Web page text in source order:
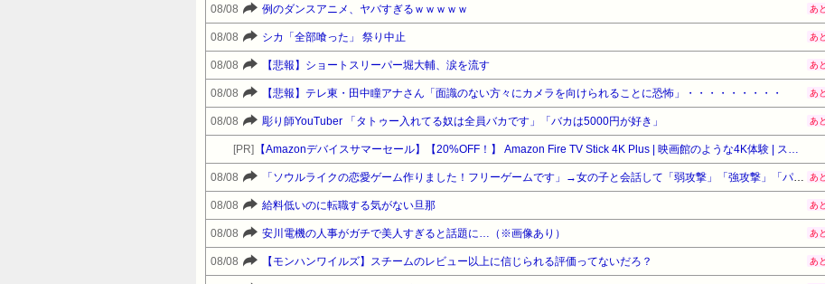
08/08 例のダンスアニメ、ヤバすぎるｗｗｗｗｗ あ
08/08 シカ「全部喰った」 祭り中止 あ
08/08 【悲報】ショートスリーパー堀大輔、涙を流す あ
08/08 【悲報】テレ東・田中瞳アナさん「面識のない方々にカメラを向けられることに恐怖」・・・・・・・・・ あ
08/08 彫り師YouTuber 「タトゥー入れてる奴は全員バカです」「バカは5000円が好き」 あ
[PR] 【Amazonデバイスサマーセール】【20%OFF！】 Amazon Fire TV Stick 4K Plus | 映画館のような4K体験 | ストリーミングメディアプレイヤー
08/08 「ソウルライクの恋愛ゲーム作りました！フリーゲームです」→女の子と会話して「弱攻撃」「強攻撃」「パリィ」「ローリング」を選ぶガチでダークソウルなんだがｗｗｗｗｗ あ
08/08 給料低いのに転職する気がない旦那 あ
08/08 安川電機の人事がガチで美人すぎると話題に…（※画像あり） あ
08/08 【モンハンワイルズ】スチームのレビュー以上に信じられる評価ってないだろ？ あ